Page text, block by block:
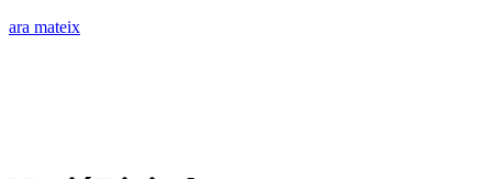
ara mateix